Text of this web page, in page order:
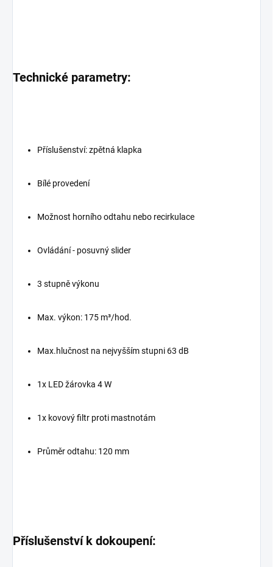
Technické parametry:
Příslušenství: zpětná klapka
Bílé provedení
Možnost horního odtahu nebo recirkulace
Ovládání - posuvný slider
3 stupně výkonu
Max. výkon: 175 m³/hod.
Max.hlučnost na nejvyšším stupni 63 dB
1x LED žárovka 4 W
1x kovový filtr proti mastnotám
Průměr odtahu: 120 mm
Příslušenství k dokoupení: